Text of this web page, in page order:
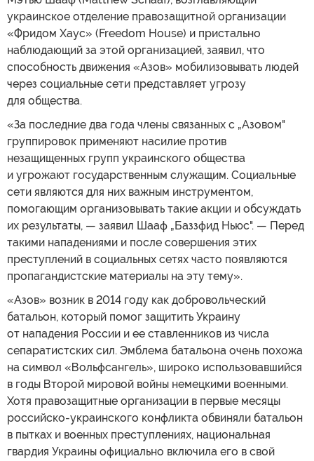
украинское отделение правозащитной организации
«Фридом Хаус» (Freedom House) и пристально
наблюдающий за этой организацией, заявил, что
способность движения «Азов» мобилизовывать людей
через социальные сети представляет угрозу
для общества.
«За последние два года члены связанных с „Азовом"
группировок применяют насилие против
незащищенных групп украинского общества
и угрожают государственным служащим. Социальные
сети являются для них важным инструментом,
помогающим организовывать такие акции и обсуждать
их результаты, — заявил Шааф „Баззфид Ньюс". — Перед
такими нападениями и после совершения этих
преступлений в социальных сетях часто появляются
пропагандистские материалы на эту тему».
«Азов» возник в 2014 году как добровольческий
батальон, который помог защитить Украину
от нападения России и ее ставленников из числа
сепаратистских сил. Эмблема батальона очень похожа
на символ «Вольфсангель», широко использовавшийся
в годы Второй мировой войны немецкими военными.
Хотя правозащитные организации в первые месяцы
российско-украинского конфликта обвиняли батальон
в пытках и военных преступлениях, национальная
гвардия Украины официально включила его в свой